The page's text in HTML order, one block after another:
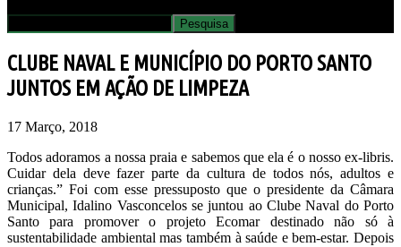
CLUBE NAVAL E MUNICÍPIO DO PORTO SANTO
JUNTOS EM AÇÃO DE LIMPEZA
17 Março, 2018
Todos adoramos a nossa praia e sabemos que ela é o nosso ex-libris.
Cuidar dela deve fazer parte da cultura de todos nós, adultos e
crianças.” Foi com esse pressuposto que o presidente da Câmara
Municipal, Idalino Vasconcelos se juntou ao Clube Naval do Porto
Santo para promover o projeto Ecomar destinado não só à
sustentabilidade ambiental mas também à saúde e bem-estar. Depois